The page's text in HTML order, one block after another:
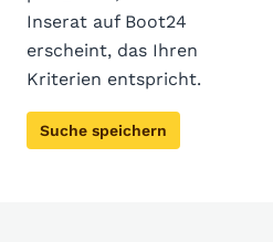
Inserat auf Boot24
erscheint, das Ihren
Kriterien entspricht.
Suche speichern